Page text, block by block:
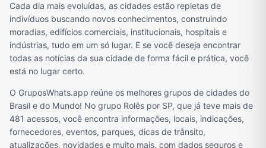
Cada dia mais evoluídas, as cidades estão repletas de
indivíduos buscando novos conhecimentos, construindo
moradias, edifícios comerciais, institucionais, hospitais e
indústrias, tudo em um só lugar. E se você deseja encontrar
todas as notícias da sua cidade de forma fácil e prática, você
está no lugar certo.
O GruposWhats.app reúne os melhores grupos de cidades do
Brasil e do Mundo! No grupo Rolês por SP, que já teve mais de
481 acessos, você encontra informações, locais, indicações,
fornecedores, eventos, parques, dicas de trânsito,
atualizações, novidades e muito mais, com dados seguros e